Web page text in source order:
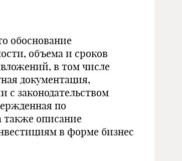
обоснование
объема и сроков
в том числе
документация,
с законодательством
по
также описание
в форме бизнес